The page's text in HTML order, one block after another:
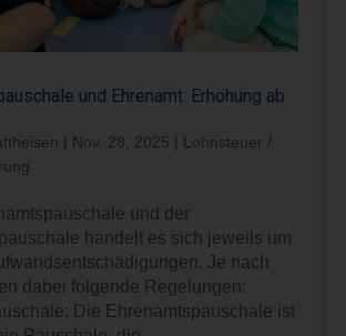
und Ehrenamt: Erhöhung ab
Nov. 28, 2025
Lohnsteuer /
und der
handelt es sich jeweils um
Je nach
dabei folgende Regelungen:
Die Ehrenamtspauschale ist